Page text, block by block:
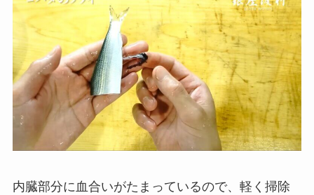
内臓部分に血合いがたまっているので、軽く掃除